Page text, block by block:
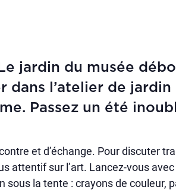
jardin du musée
dans l’atelier de
Passez un été
et d’échange. Pour discuter
attentif sur l’art. Lancez-vous
la tente : crayons de couleur,